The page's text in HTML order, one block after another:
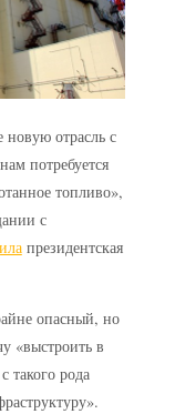
новую отрасль с
потребуется
топливо»,
с
президентская
опасный, но
«выстроить в
такого рода